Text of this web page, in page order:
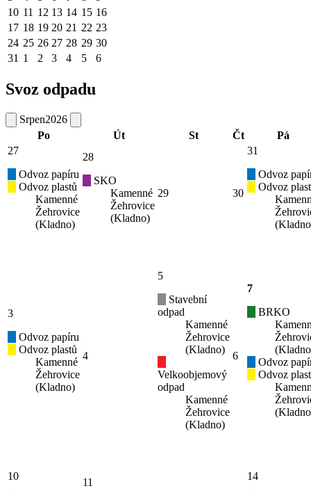
10 11 12 13 14 15 16
17 18 19 20 21 22 23
24 25 26 27 28 29 30
31 1 2 3 4 5 6
Svoz odpadu
Srpen2026
Po
Út St Čt
Pá
27
Odvoz papíru
Odvoz plastů
Kamenné
Žehrovice
(Kladno)
28
SKO
Kamenné
Žehrovice
(Kladno)
29 30
31
Odvoz
Odvoz
3
Odvoz papíru
Odvoz plastů
Kamenné
Žehrovice
(Kladno)
4
5
Stavební
odpad
Kamenné
Žehrovice
(Kladno)
Velkoobjemový
odpad
Kamenné
Žehrovice
(Kladno)
6
7
BRKO
Odvoz
Odvoz
10
11
14